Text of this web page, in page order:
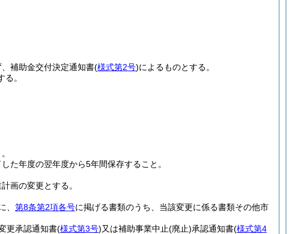
補助金交付決定通知書(様式第2号)によるものとする。
。
た年度の翌年度から5年間保存すること。
画の変更とする。
、 第8条第2項各号に掲げる書類のうち、当該変更に係る書類その他市
更承認通知書(様式第3号)又は補助事業中止(廃止)承認通知書(様式第4